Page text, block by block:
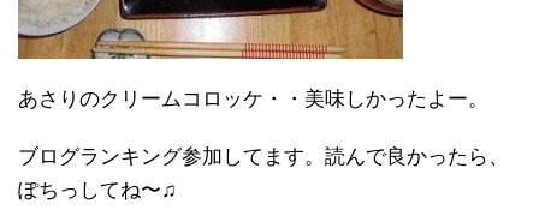
あさりのクリームコロッケ・・美味しかったよー。
ブログランキング参加してます。読んで良かったら、
ぽちっしてね〜♫